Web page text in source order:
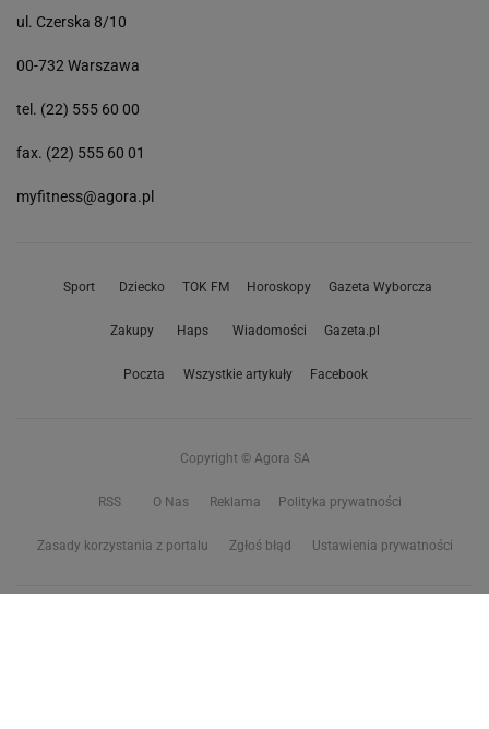
ul. Czerska 8/10
00-732 Warszawa
tel. (22) 555 60 00
fax. (22) 555 60 01
myfitness@agora.pl
Sport Dziecko TOK FM Horoskopy Gazeta Wyborcza
Zakupy Haps Wiadomości Gazeta.pl
Poczta Wszystkie artykuły Facebook
Copyright © Agora SA
RSS O Nas Reklama Polityka prywatności
Zasady korzystania z portalu Zgłoś błąd Ustawienia prywatności